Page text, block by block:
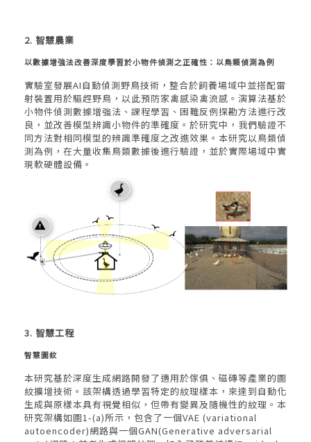
2. 智慧農業
以數據增強法改善深度學習於小物件偵測之正確性：以鳥類偵測為例
實驗室發展AI自動偵測野鳥技術，整合於飼養場域中並搭配雷
射裝置用於驅趕野鳥，以此預防家禽感染禽流感。演算法基於
小物件偵測數據增強法、課程學習、困難反例探勘方法進行改
良，並改善模型辨識小物件的準確度。於研究中，我們驗證不
同方法對相同模型的辨識準確度之改進效果。本研究以鳥類偵
測為例，在大量收集鳥類數據後進行驗證，並於實際場域中實
現軟硬體設備。
3. 智慧工程
智慧圖紋
本研究基於深度生成網路開發了適用於傢俱、磁磚等產業的圖
紋擴增技術。該架構透過學習特定的紋理樣本，來達到自動化
生成與原樣本具有視覺相似，但帶有變異及隨機性的紋理。本
研究架構如圖1-(a)所示，包含了一個VAE (variational
autoencoder)網路與一個GAN(Generative adversarial